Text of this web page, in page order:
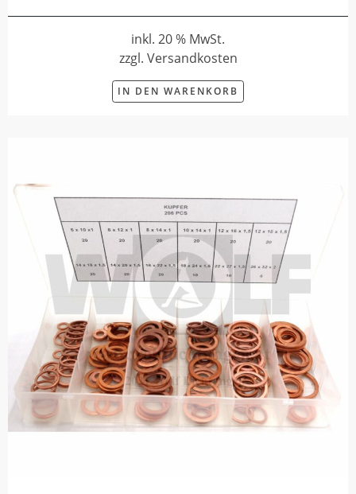
inkl. 20 % MwSt.
zzgl. Versandkosten
IN DEN WARENKORB